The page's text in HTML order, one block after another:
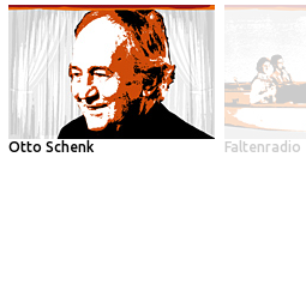
Otto Schenk Faltenradio